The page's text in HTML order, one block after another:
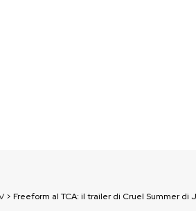
> Freeform al TCA: il trailer di Cruel Summer